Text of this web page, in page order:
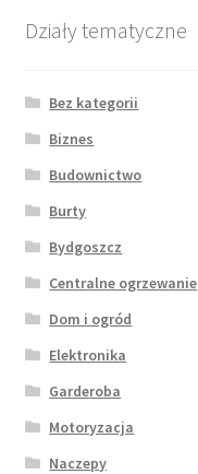
Działy tematyczne
Bez kategorii
Biznes
Budownictwo
Burty
Bydgoszcz
Centralne ogrzewanie
Dom i ogród
Elektronika
Garderoba
Motoryzacja
Naczepy